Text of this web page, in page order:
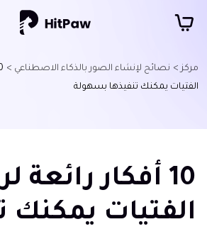
مركز > نصائح لإنشاء الصور بالذكاء الاصطناعي >
الفتيات يمكنك تنفيذها بسهولة
10 أفكار رائعة
الفتيات يمكنك